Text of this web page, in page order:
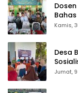
Ijtima
Kamis,
Desa
ID
Jumat,